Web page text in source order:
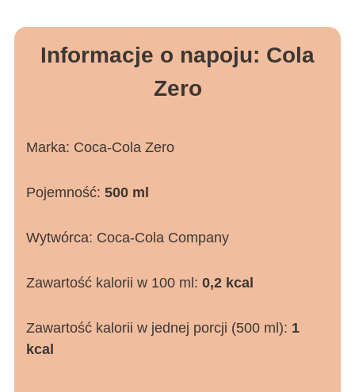
Informacje o napoju: Cola
Zero
Marka: Coca-Cola Zero
Pojemność: 500 ml
Wytwórca: Coca-Cola Company
Zawartość kalorii w 100 ml: 0,2 kcal
Zawartość kalorii w jednej porcji (500 ml): 1
kcal